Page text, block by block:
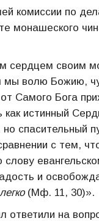
комиссии по
монашеского
сердцем своим
волю Божию,
Самого Бога
истинный
спасительный
с тем,
и
(Мф. 11, 30)».
ответили на